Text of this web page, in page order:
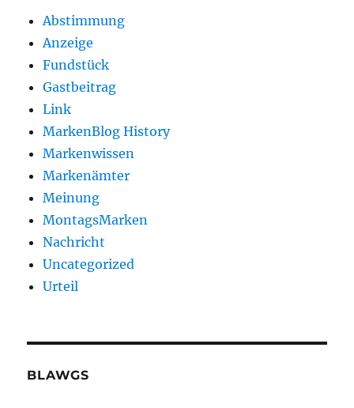
Abstimmung
Anzeige
Fundstück
Gastbeitrag
Link
MarkenBlog History
Markenwissen
Markenämter
Meinung
MontagsMarken
Nachricht
Uncategorized
Urteil
BLAWGS